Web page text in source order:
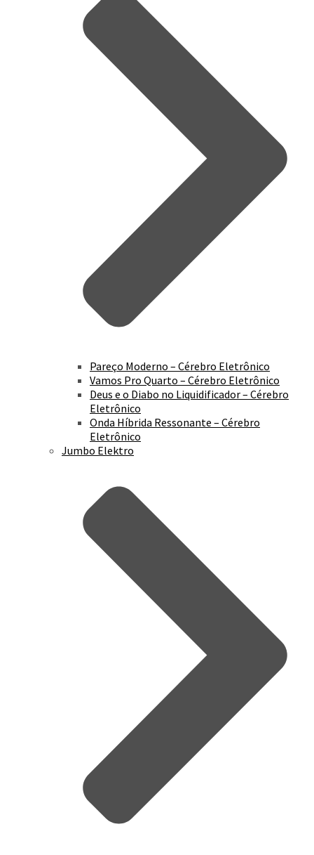
Terrorist!? The Last Album – Jumbo Elektro
Freak to meet you – Jumbo Elektro
Pareço Moderno – Cérebro Eletrônico
Vamos Pro Quarto – Cérebro Eletrônico
Deus e o Diabo no Liquidificador – Cérebro
Eletrônico
Onda Híbrida Ressonante – Cérebro
Eletrônico
Jumbo Elektro